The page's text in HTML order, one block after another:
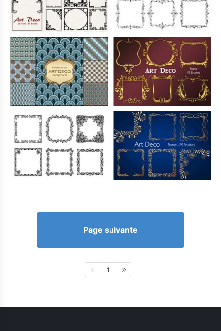
Page suivante
1